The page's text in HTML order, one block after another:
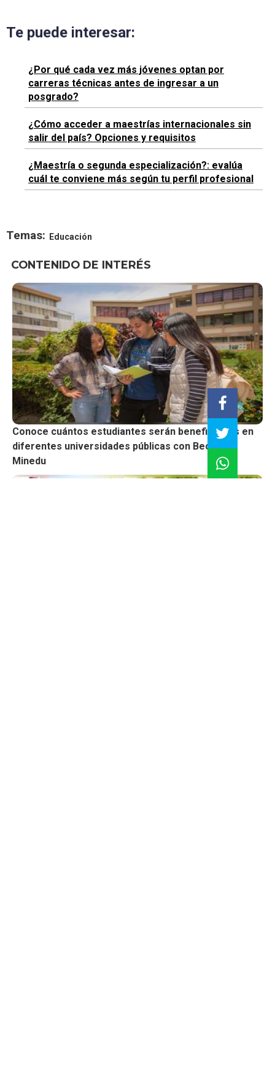
Te puede interesar:
¿Por qué cada vez más jóvenes optan por
carreras técnicas antes de ingresar a un
posgrado?
¿Cómo acceder a maestrías internacionales sin
salir del país? Opciones y requisitos
¿Maestría o segunda especialización?: evalúa
cuál te conviene más según tu perfil profesional
Temas: Educación
CONTENIDO DE INTERÉS
Conoce cuántos estudiantes serán beneficiarios en
diferentes universidades públicas con Beca del
Minedu